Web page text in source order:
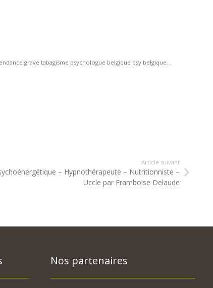
grave tabagisme psychologue belgique psy belgique...
Article suivant
– Hypnothérapeute – Nutritionniste –
Uccle par Framboise Delaude
Nos partenaires